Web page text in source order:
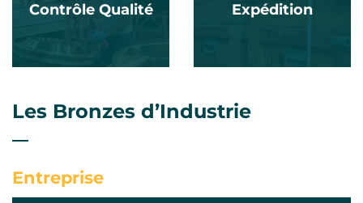
Contrôle Qualité Expédition
Les Bronzes d’Industrie
Entreprise